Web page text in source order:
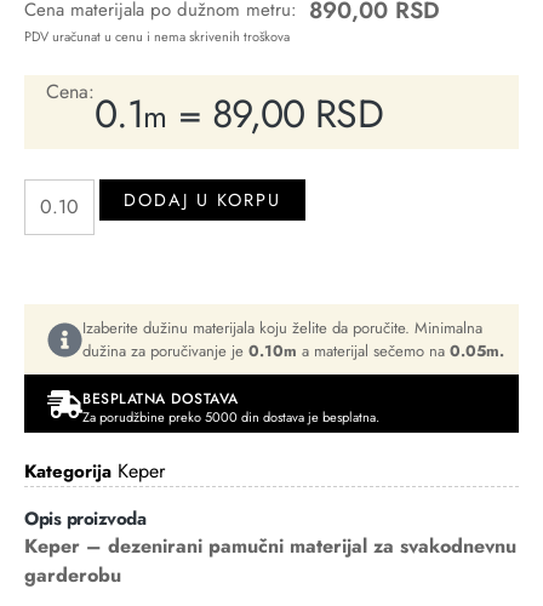
Cena materijala po dužnom metru: 890,00 RSD
PDV uračunat u cenu i nema skrivenih troškova
Cena:0.1m = 89,00 RSD
DODAJ U KORPU
Izaberite dužinu materijala koju želite da poručite. Minimalna
dužina za poručivanje je 0.10m a materijal sečemo na 0.05m.
BESPLATNA DOSTAVA
Za porudžbine preko 5000 din dostava je besplatna.
Kategorija Keper
Opis proizvoda
Keper – dezenirani pamučni materijal za svakodnevnu
garderobu